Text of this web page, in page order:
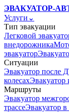
ЭВАКУАТОР-
Услуги ⌄
Тип эвакуации
Легковой
внедорожника
эвакуатор
Ситуации
Эвакуатор после
колесахЭвакуатор
Маршруты
Эвакуатор
трассеЭвакуатор в